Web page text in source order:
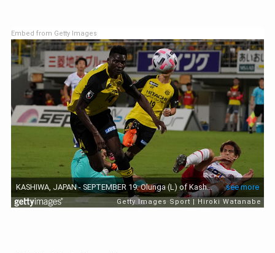
Embed from Getty Images